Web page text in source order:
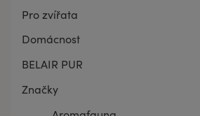
Pro zvířata
Domácnost
BELAIR PUR
Značky